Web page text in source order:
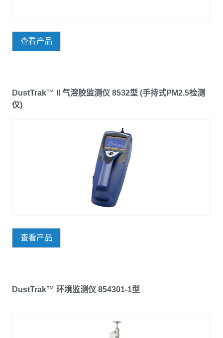
查看产品
DustTrak™ II 气溶胶监测仪 8532型 (手持式PM2.5检测
仪)
查看产品
DustTrak™ 环境监测仪 854301-1型